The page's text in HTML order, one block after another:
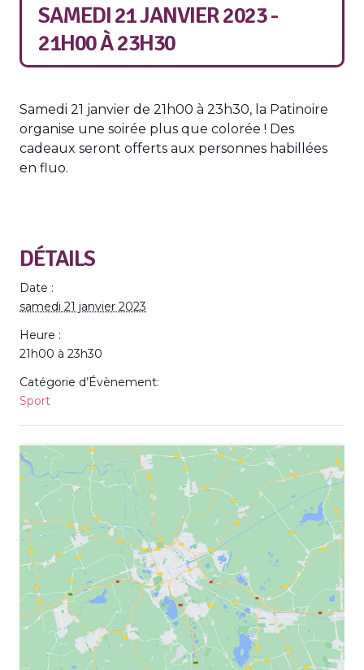
SAMEDI 21 JANVIER 2023 -
21H00À23H30
Samedi 21 janvier de 21h00 à 23h30, la Patinoire
organise une soirée plus que colorée ! Des
cadeaux seront offerts aux personnes habillées
en fluo.
DÉTAILS
Date :
samedi 21 janvier 2023
Heure :
21h00 à 23h30
Catégorie d’Évènement:
Sport